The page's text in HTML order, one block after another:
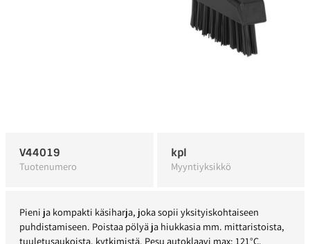
V44019
Tuotenumero
kpl
Myyntiyksikkö
Pieni ja kompakti käsiharja, joka sopii yksityiskohtaiseen
puhdistamiseen. Poistaa pölyä ja hiukkasia mm. mittaristoista,
tuuletusaukoista, kytkimistä. Pesu autoklaavi max: 121°C.